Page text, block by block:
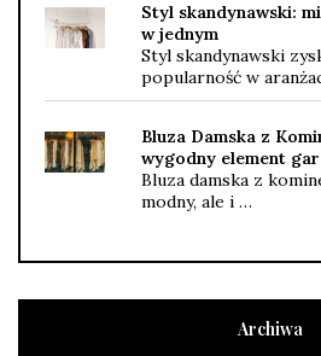
Styl skandynawski:
w jednym
Styl skandynawski
popularność w
Bluza Damska z
wygodny element
Bluza damska z
modny, ale i …
Archiwa